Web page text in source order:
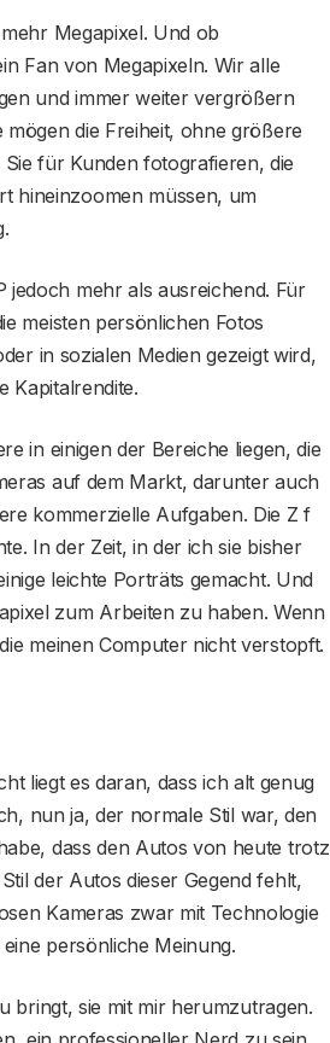
Megapixel. Und ob
Fan von Megapixeln. Wir alle
und immer weiter vergrößern
die Freiheit, ohne größere
für Kunden fotografieren, die
hineinzoomen müssen, um
jedoch mehr als ausreichend. Für
meisten persönlichen Fotos
in sozialen Medien gezeigt wird,
Kapitalrendite.
in einigen der Bereiche liegen, die
auf dem Markt, darunter auch
kommerzielle Aufgaben. Die Z f
In der Zeit, in der ich sie bisher
leichte Porträts gemacht. Und
zum Arbeiten zu haben. Wenn
meinen Computer nicht verstopft.
liegt es daran, dass ich alt genug
nun ja, der normale Stil war, den
dass den Autos von heute trotz
der Autos dieser Gegend fehlt,
Kameras zwar mit Technologie
persönliche Meinung.
bringt, sie mit mir herumzutragen.